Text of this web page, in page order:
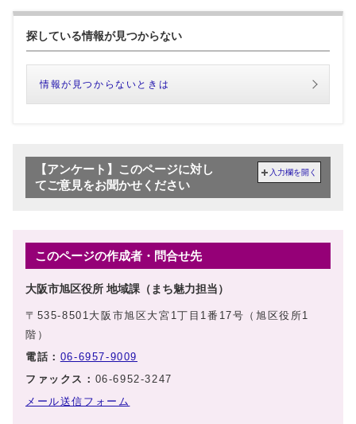
探している情報が見つからない
情報が見つからないときは
【アンケート】このページに対し
てご意見をお聞かせください
入力欄を開く
このページの作成者・問合せ先
大阪市旭区役所 地域課（まち魅力担当）
〒535-8501大阪市旭区大宮1丁目1番17号（旭区役所1
階）
電話： 06-6957-9009
ファックス： 06-6952-3247
メール送信フォーム